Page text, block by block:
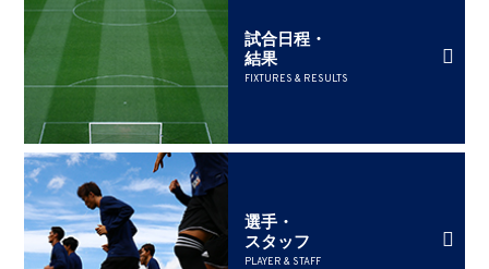
試合日程・
結果
FIXTURES & RESULTS
選手・
スタッフ
PLAYER & STAFF